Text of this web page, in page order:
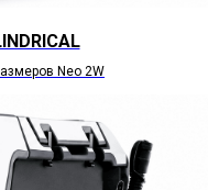
Neo 2W